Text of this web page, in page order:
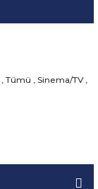
, Tümü , Sinema/TV ,